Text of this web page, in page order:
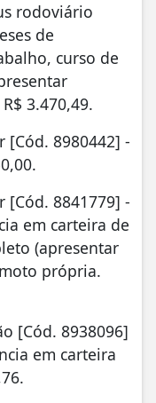
rodoviário
de
curso de
3.470,49.
8980442] -
8841779] -
em carteira de
(apresentar
própria.
[Cód. 8938096]
em carteira